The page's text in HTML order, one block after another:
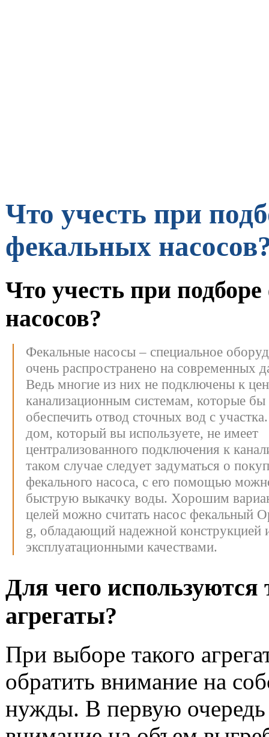
Что учесть при
фекальных
Что учесть при
насосов?
Фекальные насосы – специальное
очень распространено на современных
Ведь многие из них не подключены к
канализационным системам, которые бы
обеспечить отвод сточных вод с
дом, который вы используете, не имеет
централизованного подключения к
таком случае следует задуматься о
фекального насоса, с его помощью
быструю выкачку воды. Хорошим
целей можно считать насос фекальный
g, обладающий надежной конструкцией
эксплуатационными качествами.
Для чего используются
агрегаты?
При выборе такого
обратить внимание на
нужды. В первую очередь